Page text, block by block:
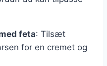
feta: Tilsæt
for en cremet og